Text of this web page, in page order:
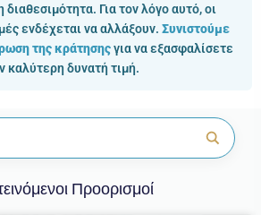
διαθεσιμότητα. Για τον λόγο αυτό, οι
ενδέχεται να αλλάξουν. Συνιστούμε
της κράτησηςγια να εξασφαλίσετε
καλύτερη δυνατή τιμή.
Προορισμοί